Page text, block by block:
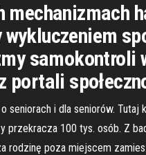
samokontroli
portali
i dla seniorów. Tutaj
100 tys. osób. Z
poza miejscem